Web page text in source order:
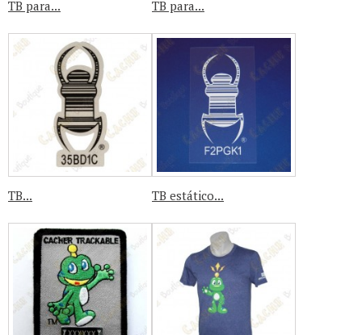
TB para... TB para...
TB... TB estático...